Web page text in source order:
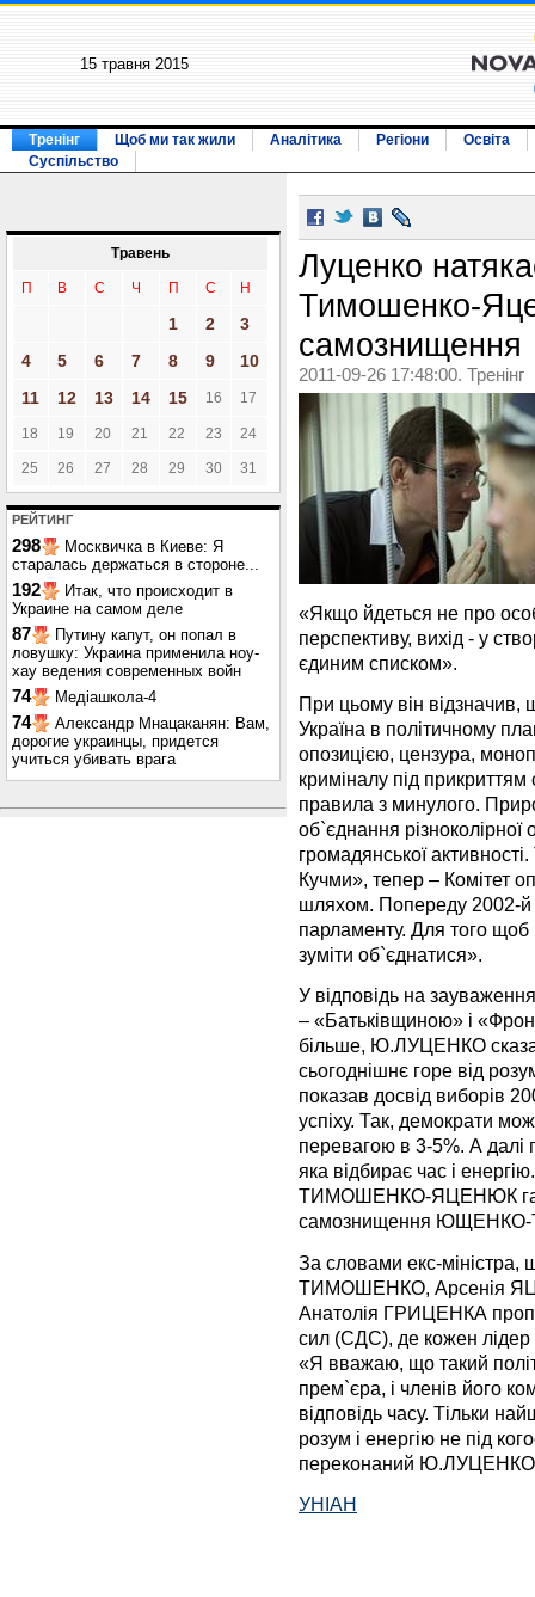
15 травня 2015
Тренінг Щоб ми так жили Аналітика Регіони
Освіта
Суспільство
Травень
П В С Ч П С Н
1 2
3
4
5 6 7 8 9
10
11
12 13 14 15 16 17
18 19 20 21 22 23 24
25 26 27 28 29 30 31
РЕЙТИНГ
298
Москвичка в Киеве: Я
старалась держаться в стороне...
192
Итак, что происходит в
Украине на самом деле
87
Путину капут, он попал в
ловушку: Украина применила ноу-
хау ведения современных войн
74 Медіашкола-4
74
Александр Мнацаканян: Вам,
дорогие украинцы, придется
учиться убивать врага
Луценко
Тимошенко-
самознищення
2011-09-26 17:48:00. Тренінг
«Якщо йдеться не про
перспективу, вихід - у
єдиним списком».
При цьому він відзначив,
Україна в політичному
опозицією, цензура,
криміналу під
правила з минулого.
об`єднання різноколірної
громадянської
Кучми», тепер – Комітет
шляхом. Попереду 2002-й
парламенту. Для того
зуміти об`єднатися».
У відповідь на
– «Батьківщиною» і
більше, Ю.ЛУЦЕНКО
сьогоднішнє горе від
показав досвід виборів
успіху. Так, демократи
перевагою в 3-5%. А далі
яка відбирає час і
ТИМОШЕНКО-ЯЦЕНЮК
самознищення
За словами екс-міністра,
ТИМОШЕНКО, Арсенія
Анатолія ГРИЦЕНКА
сил (СДС), де кожен
«Я вважаю, що такий
прем`єра, і членів його
відповідь часу. Тільки
розум і енергію не під
переконаний
УНІАН